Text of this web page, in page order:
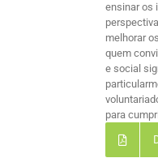
ensinar os
melhorar
quem
e social
para